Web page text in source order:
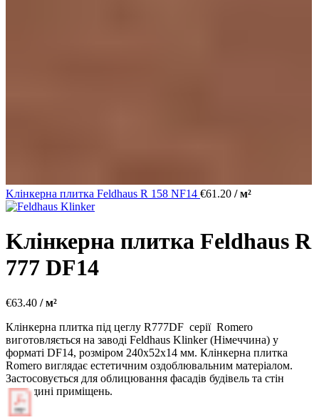
Kлінкерна плитка Feldhaus R 158 NF14 €61.20 / м²
Kлінкерна плитка Feldhaus R
777 DF14
€63.40 / м²
Клінкерна плитка під цеглу R777DF серії Romero
виготовляється на заводі Feldhaus Klinker (Німеччина) у
форматі DF14, розміром 240х52х14 мм. Клінкерна плитка
Romero виглядає естетичним оздоблювальним матеріалом.
Застосовується для облицювання фасадів будівель та стін
усередині приміщень.